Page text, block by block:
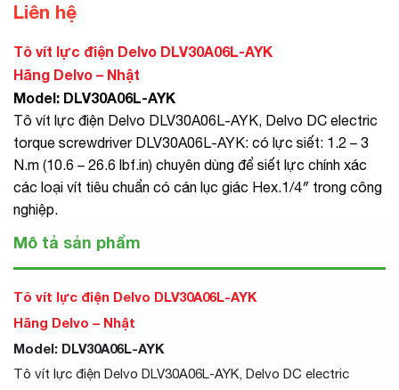
Liên hệ
Tô vít lực điện Delvo DLV30A06L-AYK
Hãng Delvo – Nhật
Model: DLV30A06L-AYK
Tô vít lực điện Delvo DLV30A06L-AYK, Delvo DC electric
torque screwdriver DLV30A06L-AYK: có lực siết: 1.2 – 3
N.m (10.6 – 26.6 lbf.in) chuyên dùng để siết lực chính xác
các loại vít tiêu chuẩn có cán lục giác Hex.1/4″ trong công
nghiệp.
Mô tả sản phẩm
Tô vít lực điện Delvo DLV30A06L-AYK
Hãng Delvo – Nhật
Model: DLV30A06L-AYK
Tô vít lực điện Delvo DLV30A06L-AYK, Delvo DC electric